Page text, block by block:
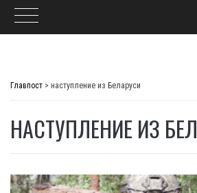
Главпост > наступление из Беларуси
НАСТУПЛЕНИЕ ИЗ